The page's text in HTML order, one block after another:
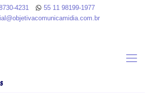
4231
55 11 98199-1977